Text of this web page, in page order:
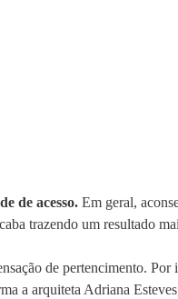
de acesso. Em geral,
trazendo um resultado
de pertencimento. Por
a arquiteta Adriana